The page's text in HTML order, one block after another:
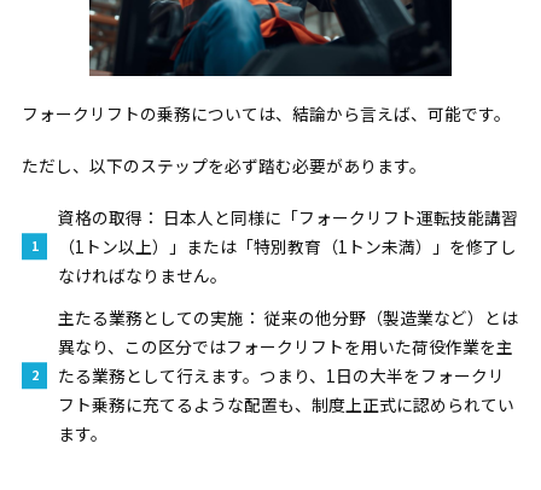
フォークリフトの乗務については、 結論から言えば、可能です。
ただし、以下のステップを必ず踏む必要があります。
資格の取得： 日本人と同様に「フォークリフト運転技能講習
（1トン以上）」または「特別教育（1トン未満）」を修了し
なければなりません。
主たる業務としての実施： 従来の他分野（製造業など）とは
異なり、この区分ではフォークリフトを用いた荷役作業を主
たる業務として行えます。つまり、1日の大半をフォークリ
フト乗務に充てるような配置も、制度上正式に認められてい
ます。